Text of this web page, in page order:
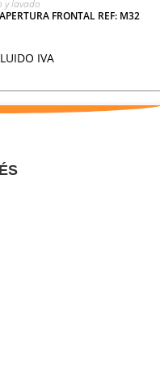
y lavado
FRONTAL REF: M32
IVA